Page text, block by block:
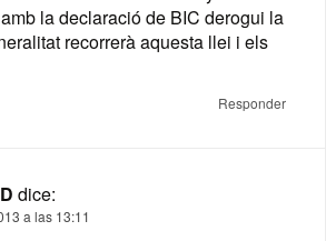
la declaració de BIC derogui la
recorrerà aquesta llei i els
Responder
dice:
a las 13:11